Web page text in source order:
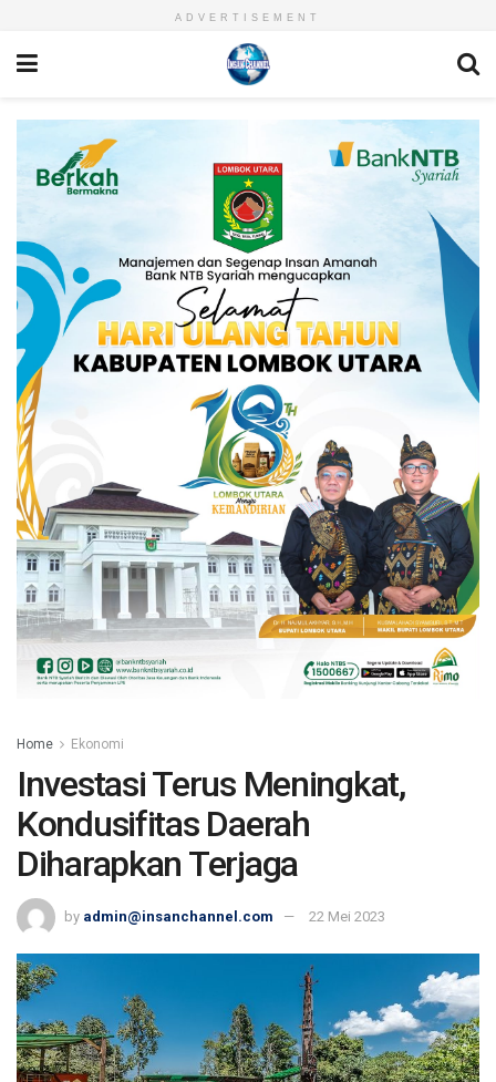
ADVERTISEMENT
Home Ekonomi
Investasi Terus Meningkat,
Kondusifitas Daerah
Diharapkan Terjaga
by admin@insanchannel.com 22 Mei 2023